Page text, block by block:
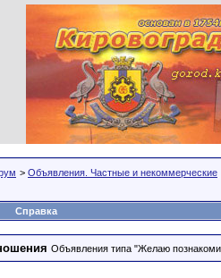
> Объявления. Частные и некоммерческие
Справка
Объявления типа "Желаю